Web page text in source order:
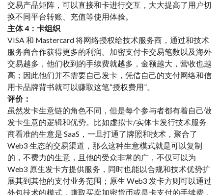
交易产品矩阵，可以直接和卡进行交互，大大提高了用户切
换不同平台转账、充值等使用体验。
主体 4：卡组织
VISA 和 Mastercard 将网络授权给技术服务商，通过和技术
服务商合作获得更多的利润。加密支付卡交易笔数以及海外
交易越多，他们收到的手续费就越多，金额越大，营收也越
高；因此他们并不需要自己发卡，凭借自己的支付网络和信
用卡品牌背书就可以赚取这笔“授权费用”。
评价：
虽然发卡生意链的角色不同，但是每个参与者都有着自己做
发卡生意的逻辑和优势。比如虚拟卡/实体卡发行技术服务
商看准的生意是 SaaS，一旦打通了牌照和技术，聚合了
Web3 生态的交易渠道，那么这种生意模式就是可以复制
的，不费力的生意，且他的受众非常的广，不仅可以为
Web3 原生发卡方提供服务，同时也能以合规和技术优势扩
展其到其他的支付业务范围；原生 Web3 发卡方则可以通过
外包技术的模式，赚取买卖加密货币或是卡支付的手续费，